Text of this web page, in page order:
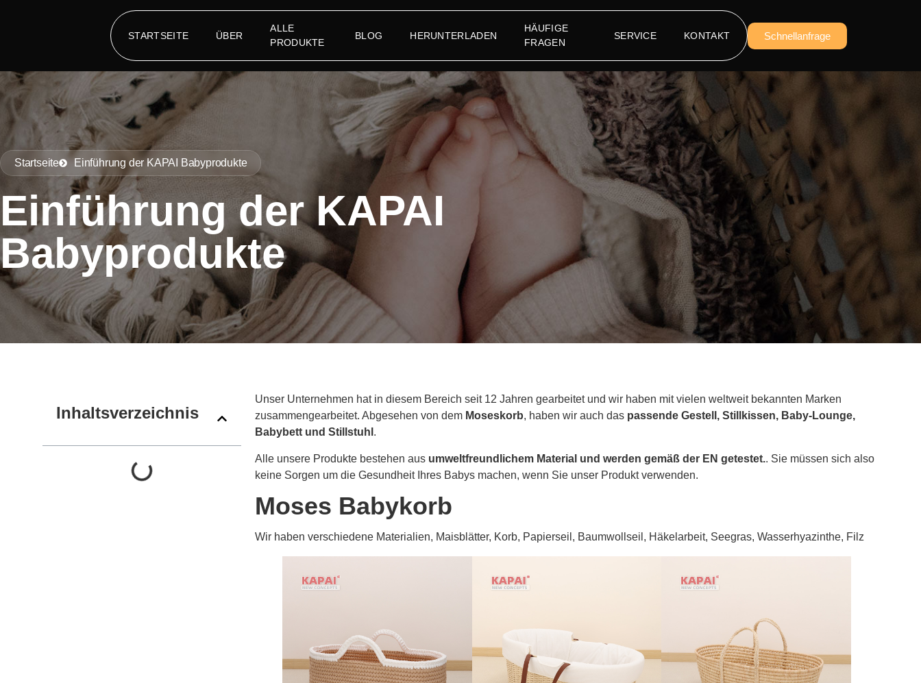
STARTSEITE ÜBER
ALLE
PRODUKTE
BLOG HERUNTERLADEN
HÄUFIGE
FRAGEN
SERVICE KONTAKT Schnellanfrage
Startseite Einführung der KAPAI Babyprodukte
Einführung der KAPAI
Babyprodukte
Inhaltsverzeichnis
Unser Unternehmen hat in diesem Bereich seit 12 Jahren gearbeitet und wir haben mit vielen weltweit bekannten Marken
zusammengearbeitet. Abgesehen von dem Moseskorb, haben wir auch das passende Gestell, Stillkissen, Baby-Lounge,
Babybett und Stillstuhl .
Alle unsere Produkte bestehen aus umweltfreundlichem Material und werden gemäß der EN getestet.. Sie müssen sich also
keine Sorgen um die Gesundheit Ihres Babys machen, wenn Sie unser Produkt verwenden.
Moses Babykorb
Wir haben verschiedene Materialien, Maisblätter, Korb, Papierseil, Baumwollseil, Häkelarbeit, Seegras, Wasserhyazinthe, Filz